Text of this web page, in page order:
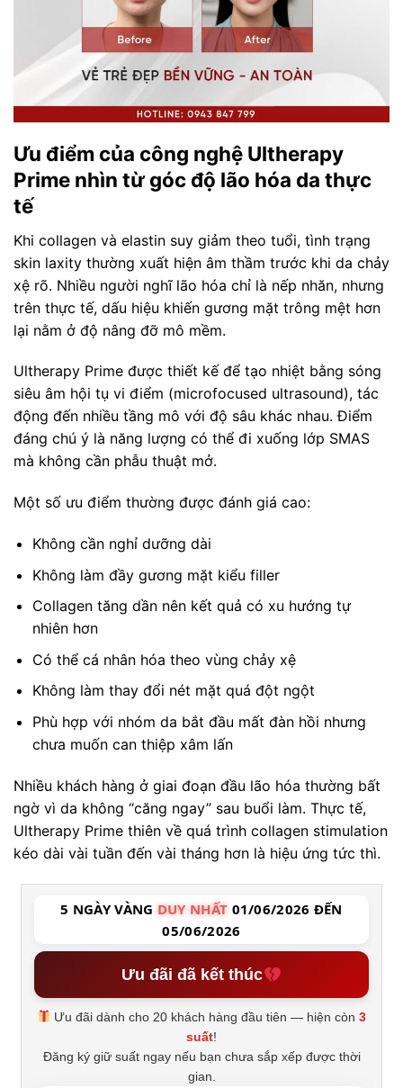
Ưu điểm của công nghệ Ultherapy
Prime nhìn từ góc độ lão hóa da thực
tế
Khi collagen và elastin suy giảm theo tuổi, tình trạng
skin laxity thường xuất hiện âm thầm trước khi da chảy
xệ rõ. Nhiều người nghĩ lão hóa chỉ là nếp nhăn, nhưng
trên thực tế, dấu hiệu khiến gương mặt trông mệt hơn
lại nằm ở độ nâng đỡ mô mềm.
Ultherapy Prime được thiết kế để tạo nhiệt bằng sóng
siêu âm hội tụ vi điểm (microfocused ultrasound), tác
động đến nhiều tầng mô với độ sâu khác nhau. Điểm
đáng chú ý là năng lượng có thể đi xuống lớp SMAS
mà không cần phẫu thuật mở.
Một số ưu điểm thường được đánh giá cao:
Không cần nghỉ dưỡng dài
Không làm đầy gương mặt kiểu filler
Collagen tăng dần nên kết quả có xu hướng tự
nhiên hơn
Có thể cá nhân hóa theo vùng chảy xệ
Không làm thay đổi nét mặt quá đột ngột
Phù hợp với nhóm da bắt đầu mất đàn hồi nhưng
chưa muốn can thiệp xâm lấn
Nhiều khách hàng ở giai đoạn đầu lão hóa thường bất
ngờ vì da không “căng ngay” sau buổi làm. Thực tế,
Ultherapy Prime thiên về quá trình collagen stimulation
kéo dài vài tuần đến vài tháng hơn là hiệu ứng tức thì.
5 NGÀY VÀNG DUY NHẤT 01/06/2026 ĐẾN
05/06/2026
Ưu đãi đã kết thúc
Ưu đãi dành cho 20 khách hàng đầu tiên — hiện còn3
suất!
Đăng ký giữ suất ngay nếu bạn chưa sắp xếp được thời
gian.